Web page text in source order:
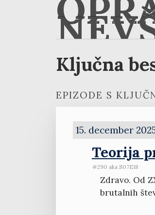
Ključna
EPIZODE S
15. december
Teorija
#290 aka S07E18
Zdravo. Od
brutalnih